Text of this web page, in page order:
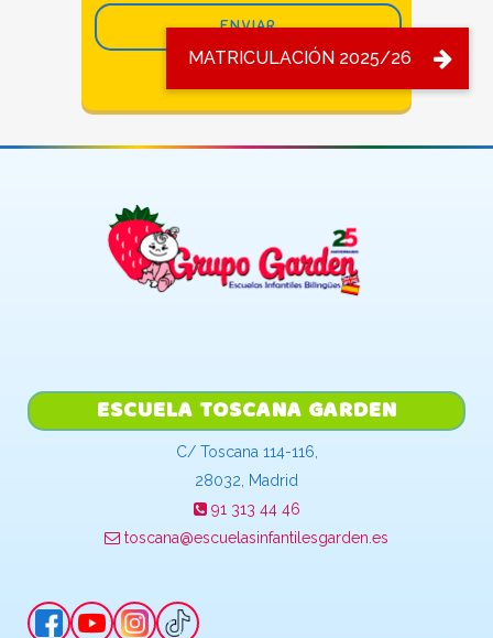
ESCUELA TOSCANA GARDEN
C/ Toscana 114-116,
28032, Madrid
91 313 44 46
toscana@escuelasinfantilesgarden.es